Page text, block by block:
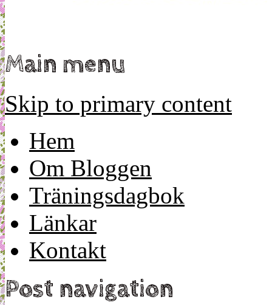
Main menu
Skip to primary content
Hem
Om Bloggen
Träningsdagbok
Länkar
Kontakt
Post navigation